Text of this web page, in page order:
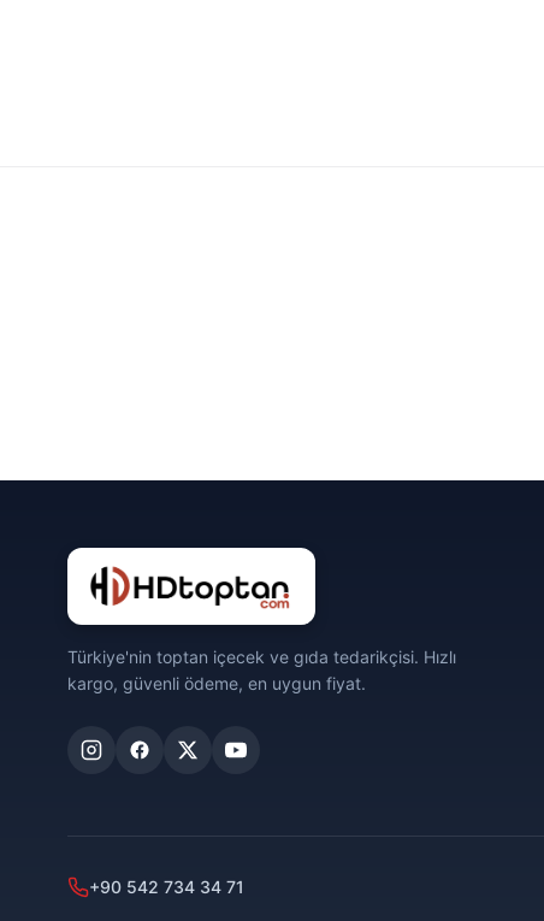
Türkiye'nin toptan içecek ve gıda tedarikçisi. Hızlı
kargo, güvenli ödeme, en uygun fiyat.
+90 542 734 34 71